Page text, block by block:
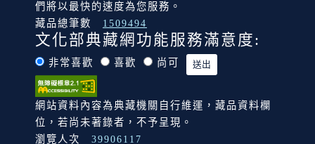
們將以最快的速度為您服務。
藏品總筆數
1509494
文化部典藏網功能服務滿意度:
非常喜歡 喜歡 尚可
網站資料內容為典藏機關自行維運，藏品資料欄
位，若尚未著錄者，不予呈現。
瀏覽人次
39906117